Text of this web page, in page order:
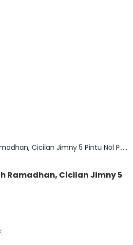
Promo Suzuki Berkah Ramadhan, Cicilan Jimny 5 Pintu Nol Persen!
Ramadhan, Cicilan Jimny 5